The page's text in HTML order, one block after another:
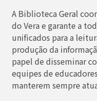
A Biblioteca Geral
do Vera e garante a
unificados para a
produção da
papel de disseminar
equipes de
manterem sempre